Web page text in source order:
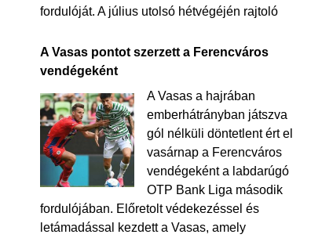
fordulóját. A július utolsó hétvégéjén rajtoló
A Vasas pontot szerzett a Ferencváros
vendégeként
A Vasas a hajrában
emberhátrányban játszva
gól nélküli döntetlent ért el
vasárnap a Ferencváros
vendégeként a labdarúgó
OTP Bank Liga második
fordulójában. Előretolt védekezéssel és
letámadással kezdett a Vasas, amely